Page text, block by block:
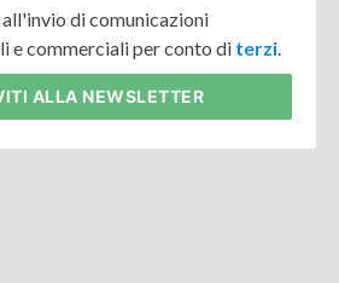
di comunicazioni
e commerciali per conto di terzi.
ALLA NEWSLETTER